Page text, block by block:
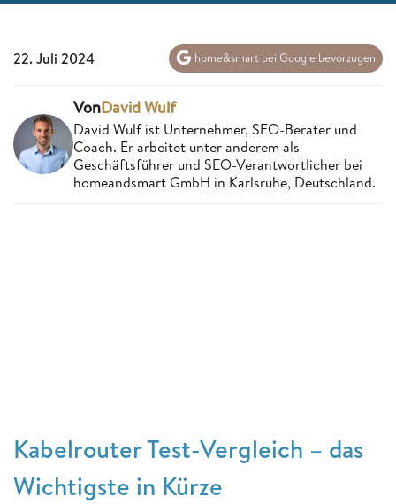
22. Juli 2024 home&smart bei Google bevorzugen
VonDavid Wulf
David Wulf ist Unternehmer, SEO-Berater und
Coach. Er arbeitet unter anderem als
Geschäftsführer und SEO-Verantwortlicher bei
homeandsmart GmbH in Karlsruhe, Deutschland.
Kabelrouter Test-Vergleich – das
Wichtigste in Kürze